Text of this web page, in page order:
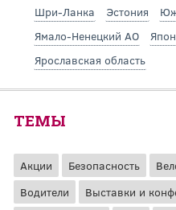
Шри-Ланка
Эстония
Ямало-Ненецкий АО
Ярославская область
ТЕМЫ
Акции Безопасность
Водители
Выставки и